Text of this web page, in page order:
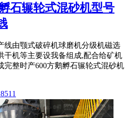
石辗轮式混砂机型号
线由颚式破碎机球磨机分级机磁选
干机等主要设我备组成,配合给矿机
完整时产600方鹅孵石辗轮式混砂机